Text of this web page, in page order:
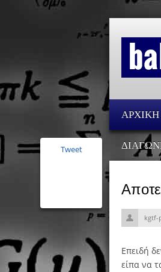
ΑΡΧΙΚΗ
kgtf-
Επειδή
είπα να
Tweet